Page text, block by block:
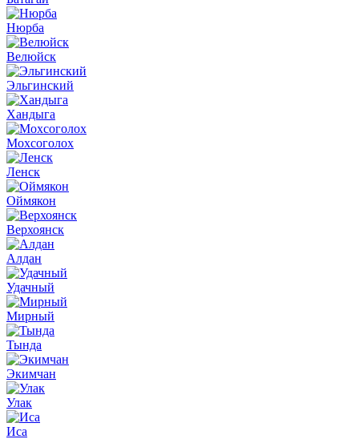
Нюрба
Велюйск
Эльгинский
Хандыга
Мохсоголох
Ленск
Оймякон
Верхоянск
Алдан
Удачный
Мирный
Тында
Экимчан
Улак
Иса